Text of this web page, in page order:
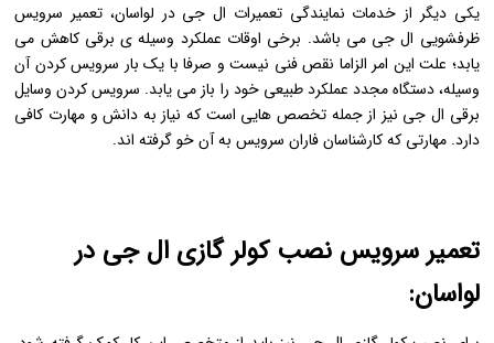
یکی دیگر از خدمات نمایندگی تعمیرات ال جی در لواسان، تعمیر سرویس
ظرفشویی ال جی می باشد. برخی اوقات عملکرد وسیله ی برقی کاهش می
یابد؛ علت این امر الزاما نقص فنی نیست و صرفا با یک بار سرویس کردن آن
وسیله، دستگاه مجدد عملکرد طبیعی خود را باز می یابد. سرویس کردن وسایل
برقی ال جی نیز از جمله تخصص هایی است که نیاز به دانش و مهارت کافی
دارد. مهارتی که کارشناسان فاران سرویس به آن خو گرفته اند.
تعمیر سرویس نصب کولر گازی ال جی در
لواسان: